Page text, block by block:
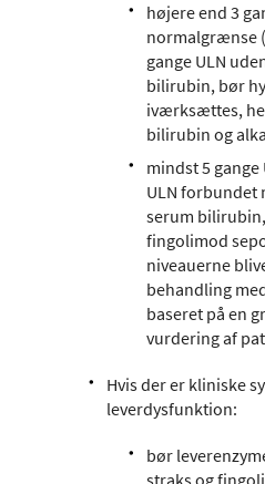
højere end 3
normalgrænse
gange ULN
bilirubin, bør
iværksættes,
bilirubin og
mindst 5 gange
ULN forbundet
serum
fingolimod
niveauerne
behandling
baseret på en
vurdering af
Hvis der er kliniske
leverdysfunktion:
bør